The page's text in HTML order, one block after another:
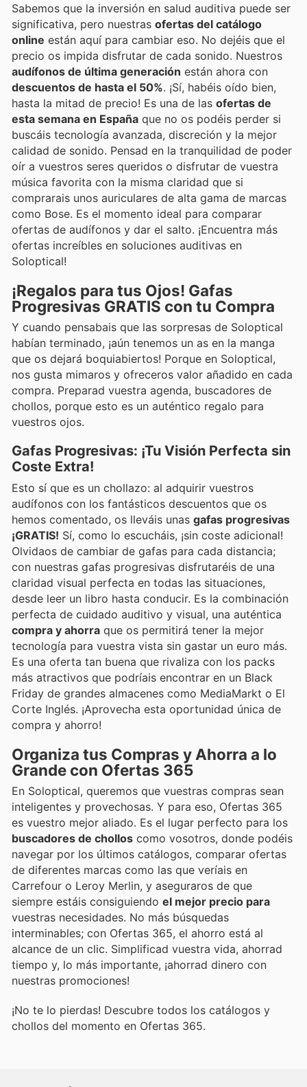
Sabemos que la inversión en salud auditiva puede ser
significativa, pero nuestras ofertas del catálogo
online están aquí para cambiar eso. No dejéis que el
precio os impida disfrutar de cada sonido. Nuestros
audífonos de última generación están ahora con
descuentos de hasta el 50%. ¡Sí, habéis oído bien,
hasta la mitad de precio! Es una de las ofertas de
esta semana en España que no os podéis perder si
buscáis tecnología avanzada, discreción y la mejor
calidad de sonido. Pensad en la tranquilidad de poder
oír a vuestros seres queridos o disfrutar de vuestra
música favorita con la misma claridad que si
comprarais unos auriculares de alta gama de marcas
como Bose. Es el momento ideal para comparar
ofertas de audífonos y dar el salto. ¡Encuentra más
ofertas increíbles en soluciones auditivas en
Soloptical!
¡Regalos para tus Ojos! Gafas
Progresivas GRATIS con tu Compra
Y cuando pensabais que las sorpresas de Soloptical
habían terminado, ¡aún tenemos un as en la manga
que os dejará boquiabiertos! Porque en Soloptical,
nos gusta mimaros y ofreceros valor añadido en cada
compra. Preparad vuestra agenda, buscadores de
chollos, porque esto es un auténtico regalo para
vuestros ojos.
Gafas Progresivas: ¡Tu Visión Perfecta sin
Coste Extra!
Esto sí que es un chollazo: al adquirir vuestros
audífonos con los fantásticos descuentos que os
hemos comentado, os lleváis unas gafas progresivas
¡GRATIS! Sí, como lo escucháis, ¡sin coste adicional!
Olvidaos de cambiar de gafas para cada distancia;
con nuestras gafas progresivas disfrutaréis de una
claridad visual perfecta en todas las situaciones,
desde leer un libro hasta conducir. Es la combinación
perfecta de cuidado auditivo y visual, una auténtica
compra y ahorra que os permitirá tener la mejor
tecnología para vuestra vista sin gastar un euro más.
Es una oferta tan buena que rivaliza con los packs
más atractivos que podríais encontrar en un Black
Friday de grandes almacenes como MediaMarkt o El
Corte Inglés. ¡Aprovecha esta oportunidad única de
compra y ahorro!
Organiza tus Compras y Ahorra a lo
Grande con Ofertas 365
En Soloptical, queremos que vuestras compras sean
inteligentes y provechosas. Y para eso, Ofertas 365
es vuestro mejor aliado. Es el lugar perfecto para los
buscadores de chollos como vosotros, donde podéis
navegar por los últimos catálogos, comparar ofertas
de diferentes marcas como las que veríais en
Carrefour o Leroy Merlin, y aseguraros de que
siempre estáis consiguiendo el mejor precio para
vuestras necesidades. No más búsquedas
interminables; con Ofertas 365, el ahorro está al
alcance de un clic. Simplificad vuestra vida, ahorrad
tiempo y, lo más importante, ¡ahorrad dinero con
nuestras promociones!
¡No te lo pierdas! Descubre todos los catálogos y
chollos del momento en Ofertas 365.